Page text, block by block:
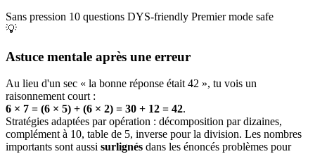
Sans pression 10 questions DYS-friendly Premier mode safe
💡
Astuce mentale après une erreur
Au lieu d'un sec « la bonne réponse était 42 », tu vois un
raisonnement court :
6 × 7 = (6 × 5) + (6 × 2) = 30 + 12 = 42.
Stratégies adaptées par opération : décomposition par dizaines,
complément à 10, table de 5, inverse pour la division. Les nombres
importants sont aussi surlignés dans les énoncés problèmes pour